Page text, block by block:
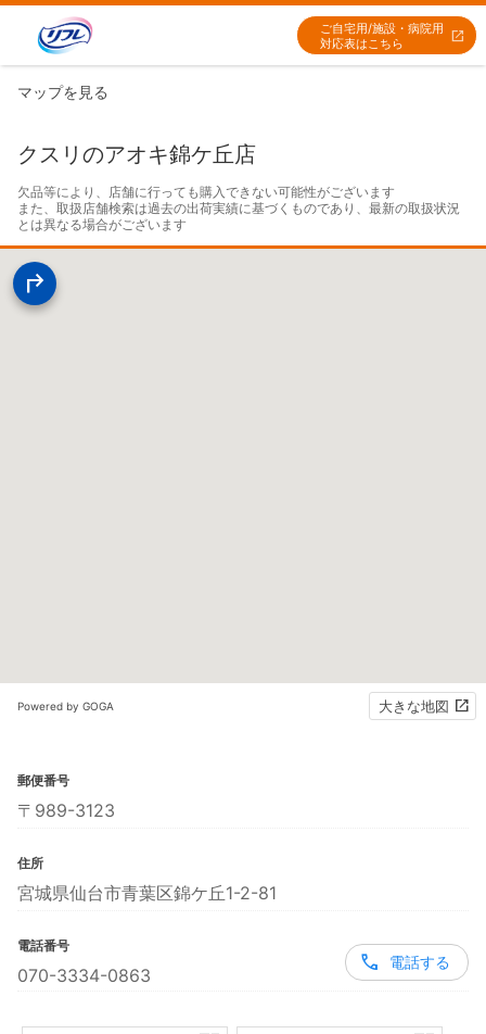
ご自宅用/施設・病院用
対応表はこちら
マップを見る
クスリのアオキ錦ケ丘店
欠品等により、店舗に行っても購入できない可能性がございます
また、取扱店舗検索は過去の出荷実績に基づくものであり、最新の取扱状況
とは異なる場合がございます
Powered by GOGA 大きな地図
郵便番号
〒989-3123
住所
宮城県仙台市青葉区錦ケ丘1-2-81
電話番号
070-3334-0863
電話する